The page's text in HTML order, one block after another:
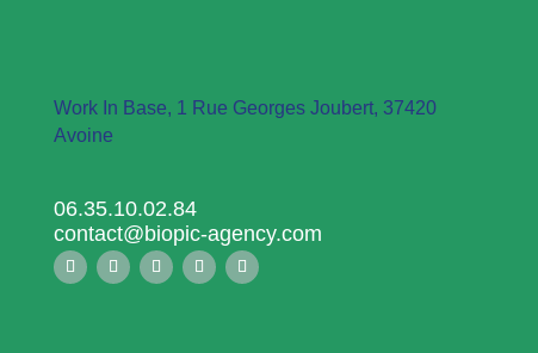
Work In Base, 1 Rue Georges Joubert, 37420
Avoine
06.35.10.02.84
contact@biopic-agency.com